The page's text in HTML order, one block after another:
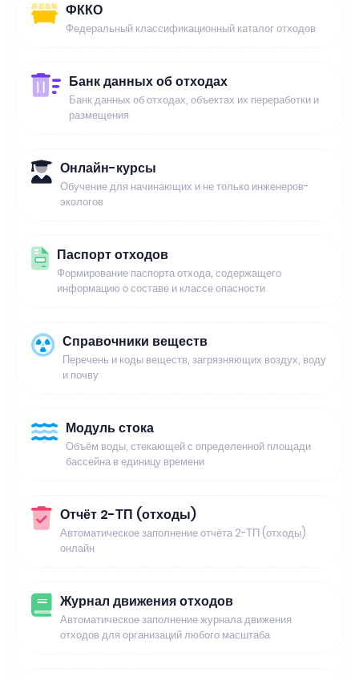
ФККО
Федеральный классификационный каталог отходов
Банк данных об отходах
Банк данных об отходах, объектах их переработки и
размещения
Онлайн-курсы
Обучение для начинающих и не только инженеров-
экологов
Паспорт отходов
Формирование паспорта отхода, содержащего
информацию о составе и классе опасности
Справочники веществ
Перечень и коды веществ, загрязняющих воздух, воду
и почву
Модуль стока
Объём воды, стекающей с определенной площади
бассейна в единицу времени
Отчёт 2-ТП (отходы)
Автоматическое заполнение отчёта 2-ТП (отходы)
онлайн
Журнал движения отходов
Автоматическое заполнение журнала движения
отходов для организаций любого масштаба